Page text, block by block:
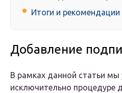
Итоги и рекомендации
Добавление
В рамках данной статьи
исключительно процедуре